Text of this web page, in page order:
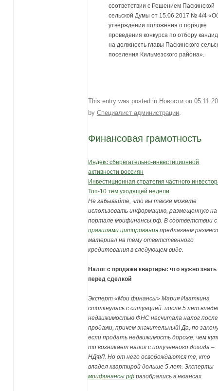
соответствии с Решением Паскинской
сельской Думы от 15.06.2017 № 4/4
утверждении положения о порядке
проведения конкурса по отбору
на должность главы Паскинского
поселения Кильмезского района».
This entry was posted in Новости on
byСпециалист администрации.
Финансовая грамотность
Индекс сберегательно-инвестиционной
активности россиян
Инвестиционная стратегия частного
Топ-10 тем уходящей недели
Не забывайте, что вы также можете
использовать информацию, размещенную на
портале моифинансы.рф. В соответствии с
правилами цитирования предлагаем
материал на тему ответственного
кредитования в следующем виде.
Налог с продажи квартиры: что нужно знать
перед сделкой
Эксперт «Мои финансы» Мария Иваткина
столкнулась с ситуацией: после 5 лет
недвижимостью ФНС насчитала налог
продажи, причем значительный! Да, по
если продать недвижимость дороже, чем
то возникает налог с полученного дохода –
НДФЛ. Но от него освобождаются те, кто
владел квартирой дольше 5 лет. Эксперты
моифинансы.рф разобрались в нюансах.